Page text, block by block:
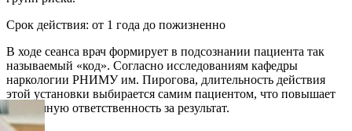
Срок действия: от 1 года до пожизненно
В ходе сеанса врач формирует в подсознании пациента так
называемый «код». Согласно исследованиям кафедры
наркологии РНИМУ им. Пирогова, длительность действия
этой установки выбирается самим пациентом, что повышает
его личную ответственность за результат.